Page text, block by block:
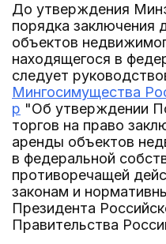
До утверждения
порядка заключения
объектов
находящегося в
следует
Мингосимущества
р "Об утверждении
торгов на право
аренды объектов
в федеральной
противоречащей
законам и
Президента
Правительства